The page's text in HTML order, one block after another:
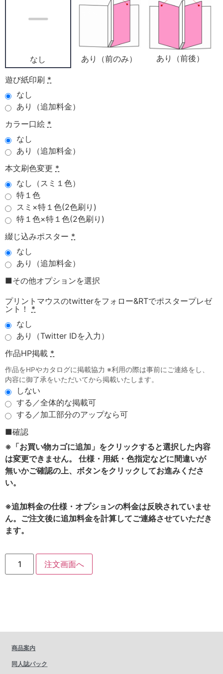
なし あり（前のみ） あり（前後）
遊び紙印刷 *
なし
あり（追加料金）
カラー口絵 *
なし
あり（追加料金）
本文刷色変更 *
なし（スミ１色）
特１色
スミ×特１色(2色刷り)
特１色×特１色(2色刷り)
綴じ込みポスター *
なし
あり（追加料金）
■その他オプションを選択
プリントマウスのtwitterをフォロー&RTでポスタープレゼ
ント！
*
なし
あり（Twitter IDを入力）
作品HP掲載 *
作品をHPやカタログに掲載協力 ※利用の際は事前にご連絡をし、
内容に御了承をいただいてから掲載いたします。
しない
する／全体的な掲載可
する／加工部分のアップなら可
■確認
※「お買い物カゴに追加」をクリックすると選択した内容
は変更できません。 仕様・用紙・色指定などに間違いが
無いかご確認の上、ボタンをクリックしてお進みくださ
い。
※追加料金の仕様・オプションの料金は反映されていませ
ん。ご注文後に追加料金を計算してご連絡させていただき
ます。
注文画面へ
商品案内
同人誌パック